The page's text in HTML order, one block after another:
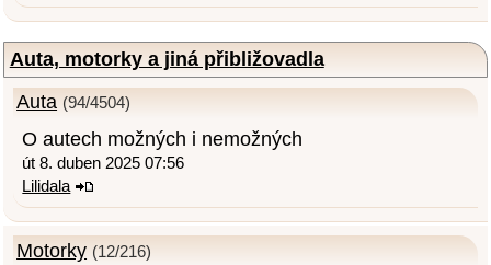
Auta, motorky a jiná přibližovadla
Auta (94/4504)
O autech možných i nemožných
út 8. duben 2025 07:56
Lilidala
Motorky (12/216)